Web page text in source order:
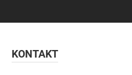
KONTAKT